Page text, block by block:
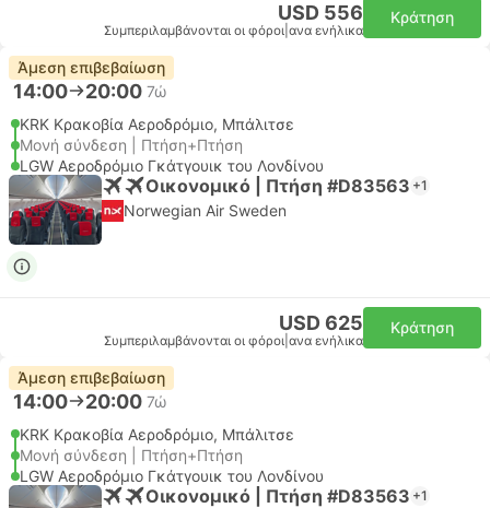
USD 556
Συμπεριλαμβάνονται οι φόροι ανα ενήλικα
Κράτηση
Άμεση επιβεβαίωση
14:00 20:00 7ώ
KRK Κρακοβία Αεροδρόμιο, Μπάλιτσε
Μονή σύνδεση | Πτήση+Πτήση
LGW Αεροδρόμιο Γκάτγουικ του Λονδίνου
Οικονομικό | Πτήση #D83563 +1
Norwegian Air Sweden
USD 625
Συμπεριλαμβάνονται οι φόροι ανα ενήλικα
Κράτηση
Άμεση επιβεβαίωση
14:00 20:00 7ώ
KRK Κρακοβία Αεροδρόμιο, Μπάλιτσε
Μονή σύνδεση | Πτήση+Πτήση
LGW Αεροδρόμιο Γκάτγουικ του Λονδίνου
Οικονομικό | Πτήση #D83563 +1